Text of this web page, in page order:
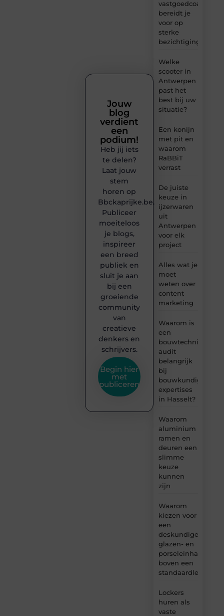
vastgoedcoach
bereidt je
voor op
sterke
bezichtigingen
Welke
scooter in
Antwerpen
past het
best bij uw
situatie?
Een konijn
met pit en
waarom
RaBBiT
verrast
De juiste
keuze in
ijzerwaren
uit
Antwerpen
voor elk
project
Alles wat je
moet
weten over
content
marketing
Waarom is
een
bouwtechnische
audit
belangrijk
bij
bouwkundige
expertises
in Hasselt?
Waarom
aluminium
ramen en
deuren een
slimme
keuze
kunnen
zijn
Waarom
kiezen voor
een
deskundige
glazen- en
porseleinhandelaar
boven een
Lockers
huren als
vaste
Jouw
blog
verdient
een
podium!
Heb jij iets
te delen?
Laat jouw
stem
horen op
Bbckaprijke.be.
Publiceer
moeiteloos
je blogs,
inspireer
een breed
publiek en
sluit je aan
bij een
groeiende
community
van
creatieve
denkers en
schrijvers.
Begin hier
met
publiceren